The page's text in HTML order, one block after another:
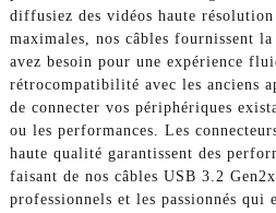
diffusiez des vidéos haute
maximales, nos câbles fournissent la
avez besoin pour une expérience
rétrocompatibilité avec les anciens
de connecter vos périphériques
ou les performances. Les
haute qualité garantissent des
faisant de nos câbles USB 3.2
professionnels et les passionnés